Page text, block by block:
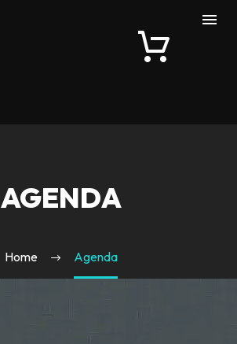
AGENDA
Home Agenda